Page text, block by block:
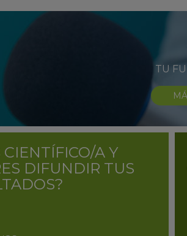
TU
CIENTÍFICO/A Y
DIFUNDIR TUS